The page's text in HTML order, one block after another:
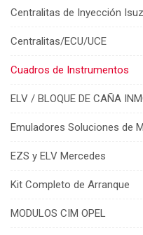
Centralitas de Inyección
Centralitas/ECU/UCE
Cuadros de Instrumentos
ELV / BLOQUE DE CAÑA
Emuladores Soluciones de
EZS y ELV Mercedes
Kit Completo de Arranque
MODULOS CIM OPEL